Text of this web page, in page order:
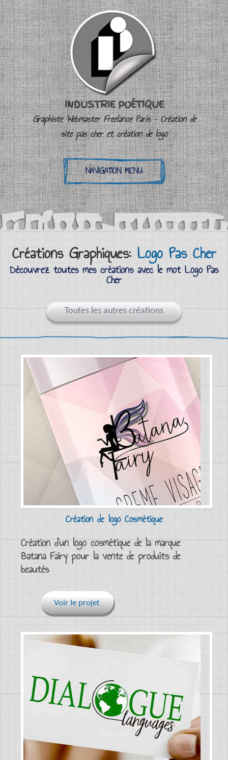
INDUSTRIE POÉTIQUE
Graphiste Webmaster Freelance Paris – Création de
site pas cher et création de logo
NAVIGATION MENU
Créations Graphiques: Logo Pas Cher
Découvrez toutes mes créations avec le mot Logo Pas
Cher
Toutes les autres créations
Création de logo Cosmétique
Création d’un logo cosmétique de la marque
Batana Fairy pour la vente de produits de
beautés
Voir le projet